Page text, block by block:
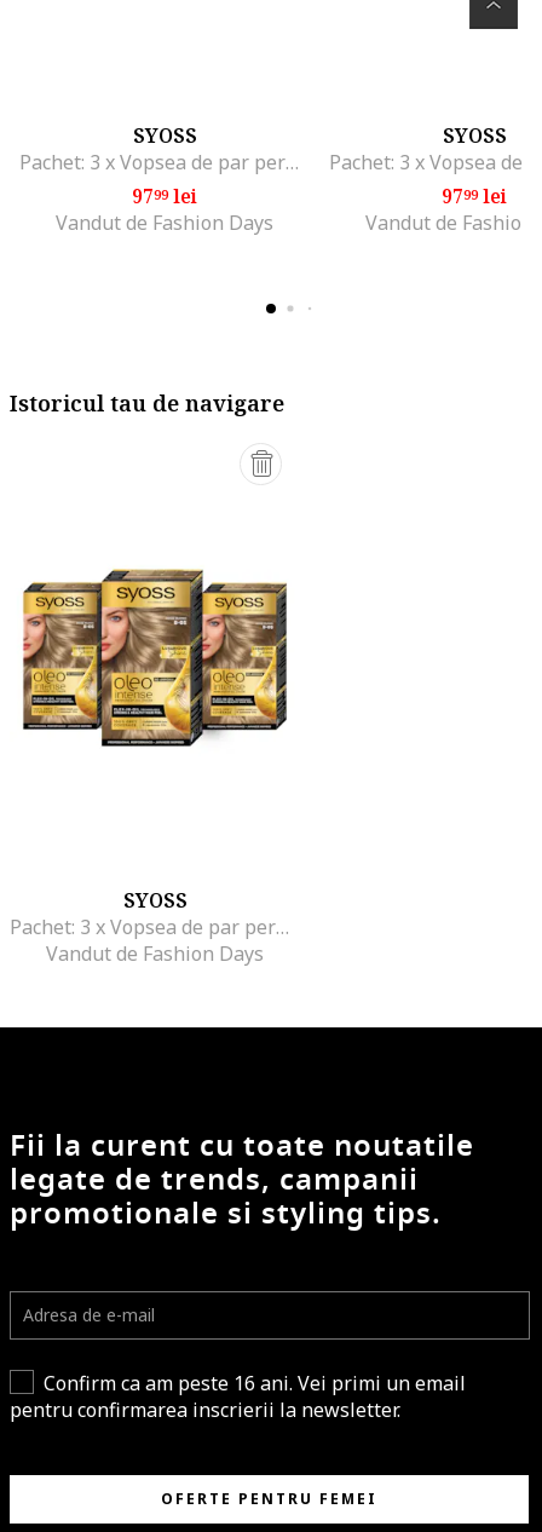
SYOSS
Pachet: 3 x Vopsea de par permanenta fara amoniac Color Oleo Intense, 115 ml, 8-60
9799lei
Vandut de Fashion Days
SYOSS
9799lei
Vandut de Fashion
Istoricul tau de navigare
SYOSS
Pachet: 3 x Vopsea de par permanenta fara amoniac Color Oleo Intense, 115 ml, 8-05
Vandut de Fashion Days
Fii la curent cu toate noutatile
legate de trends, campanii
promotionale si styling tips.
Confirm ca am peste 16 ani. Vei primi un email
pentru confirmarea inscrierii la newsletter.
OFERTE PENTRU FEMEI